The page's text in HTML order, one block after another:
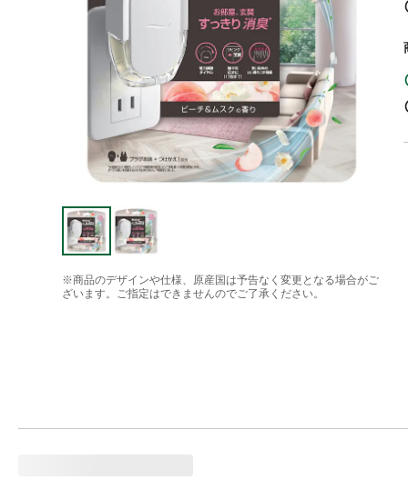
※商品のデザインや仕様、原産国は予告なく変更となる場合がご
ざいます。ご指定はできませんのでご了承ください。